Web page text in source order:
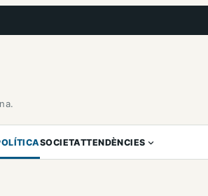
SOCIETATTENDÈNCIES